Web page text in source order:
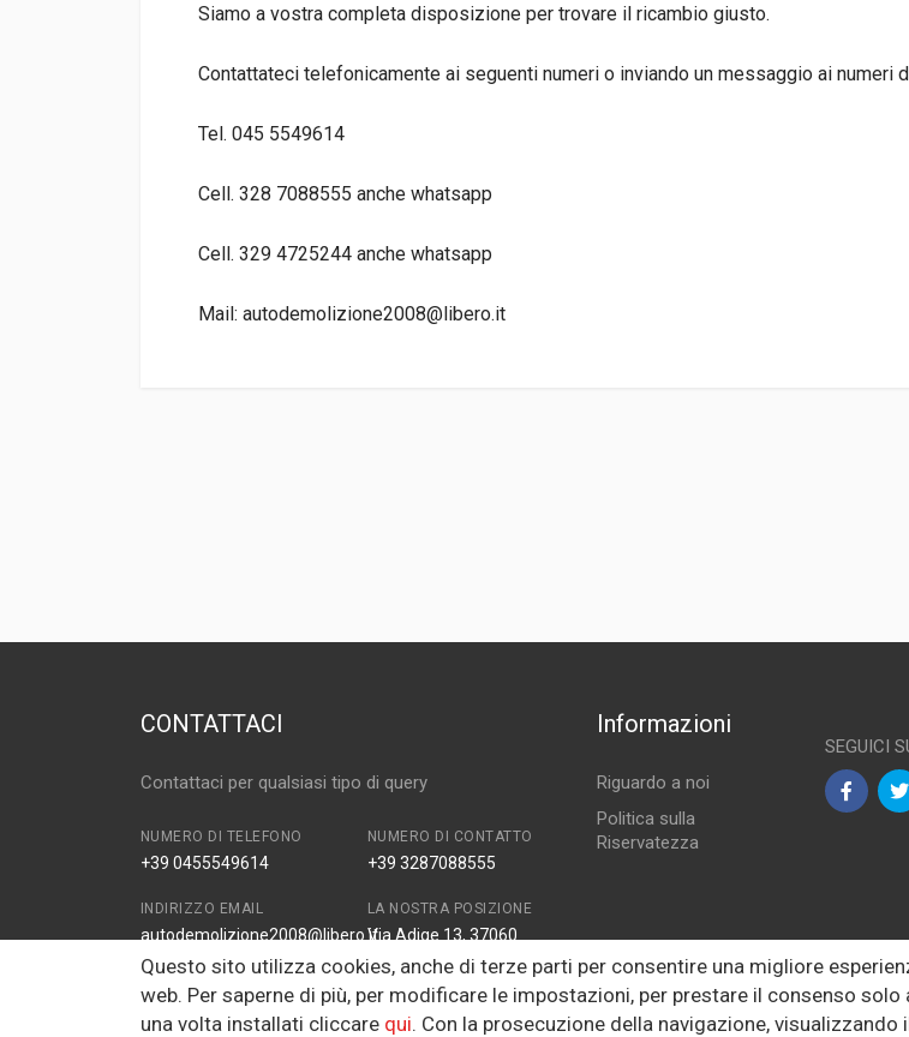
Siamo a vostra completa disposizione per trovare il ricambio giusto.
Contattateci telefonicamente ai seguenti numeri o inviando un messaggio ai numeri
Tel. 045 5549614
Cell. 328 7088555 anche whatsapp
Cell. 329 4725244 anche whatsapp
Mail: autodemolizione2008@libero.it
CONTATTACI
Contattaci per qualsiasi tipo di query
NUMERO DI TELEFONO
+39 0455549614
NUMERO DI CONTATTO
+39 3287088555
INDIRIZZO EMAIL
autodemolizione2008@libero.it
LA NOSTRA POSIZIONE
Via Adige 13, 37060
Zona Industriale Pradelle
FAX
Informazioni
Riguardo a noi
Politica sulla
Riservatezza
SEGUICI
Questo sito utilizza cookies, anche di terze parti per consentire una migliore
web. Per saperne di più, per modificare le impostazioni, per prestare il consenso
una volta installati cliccare qui. Con la prosecuzione della navigazione,